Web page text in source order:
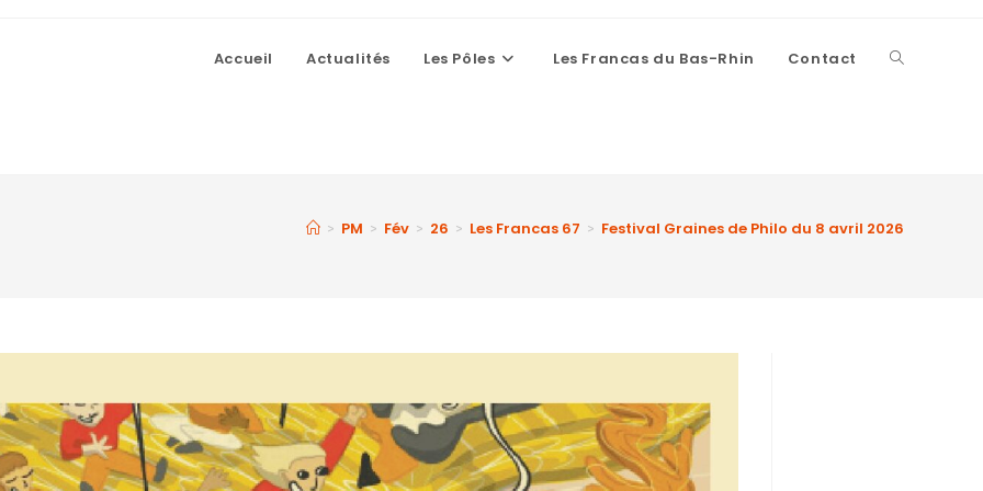
Accueil Actualités Les Pôles Les Francas du Bas-Rhin Contact
> PM > Fév > 26 > Les Francas 67 > Festival Graines de Philo du 8 avril 2026